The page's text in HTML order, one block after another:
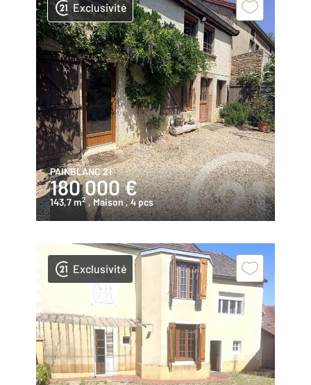
Exclusivité
PAINBLANC 21
180 000 €
143,7 m2 , Maison, 4 pcs
Exclusivité